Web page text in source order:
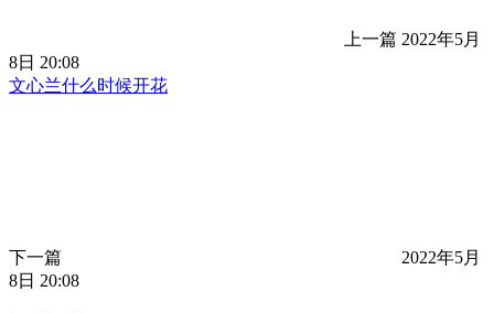
上一篇 2022年5月
8日 20:08
文心兰什么时候开花
下一篇
2022年5月
8日 20:08